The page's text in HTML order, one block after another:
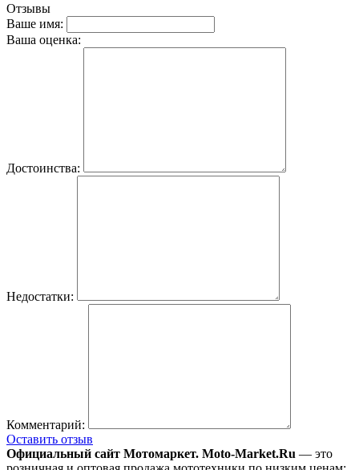
Отзывы
Ваше имя:
Ваша оценка:
Достоинства:
Недостатки:
Комментарий:
Оставить отзыв
Официальный сайт Мотомаркет. Moto-Market.Ru — это